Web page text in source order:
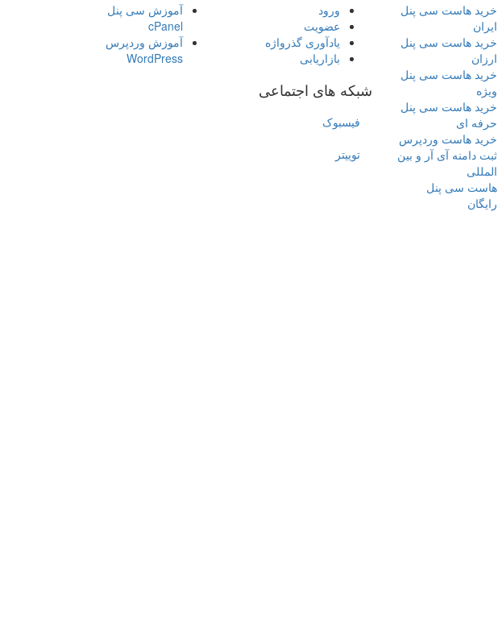
خرید هاست سی پنل
ایران
خرید هاست سی پنل
ارزان
خرید هاست سی پنل
ویژه
خرید هاست سی پنل
حرفه ای
خرید هاست وردپرس
ثبت دامنه آی آر و بین
المللی
هاست سی پنل
رایگان
ورود
عضویت
یادآوری گذرواژه
بازاریابی
آموزش سی پنل
cPanel
آموزش وردپرس
WordPress
شبکه های اجتماعی
فیسبوک
توییتر